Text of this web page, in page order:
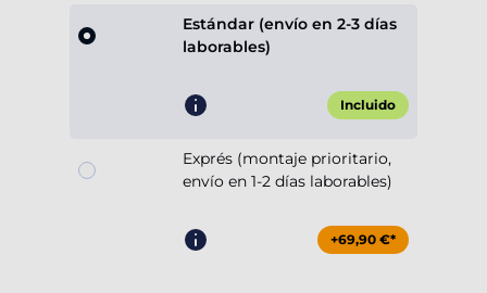
Estándar (envío en 2-3 días
laborables)
Incluido
Exprés (montaje prioritario,
envío en 1-2 días laborables)
+69,90 €*